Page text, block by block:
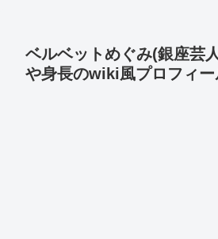
ベルベットめぐみ(銀座芸
や身長のwiki風プロフィー